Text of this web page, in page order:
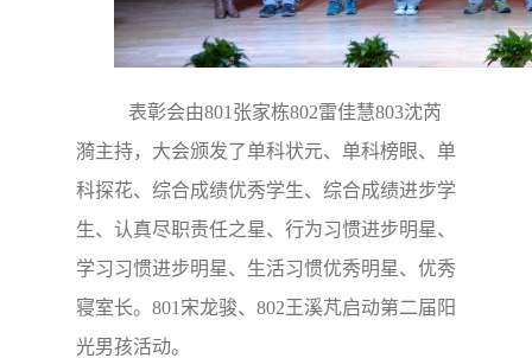
表彰会由801张家栋802雷佳慧803沈芮
漪主持，大会颁发了单科状元、单科榜眼、单
科探花、综合成绩优秀学生、综合成绩进步学
生、认真尽职责任之星、行为习惯进步明星、
学习习惯进步明星、生活习惯优秀明星、优秀
寝室长。801宋龙骏、802王溪芃启动第二届阳
光男孩活动。